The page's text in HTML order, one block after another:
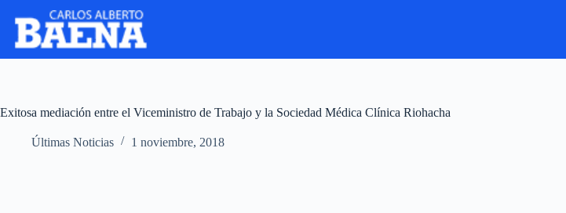
Exitosa mediación entre el Viceministro de Trabajo y la Sociedad Médica Clínica Riohacha
Últimas Noticias 1 noviembre, 2018